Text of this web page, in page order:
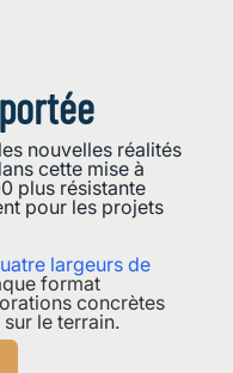
nouvelles réalités
cette mise à
plus résistante
pour les projets
largeurs de
format
concrètes
le terrain.